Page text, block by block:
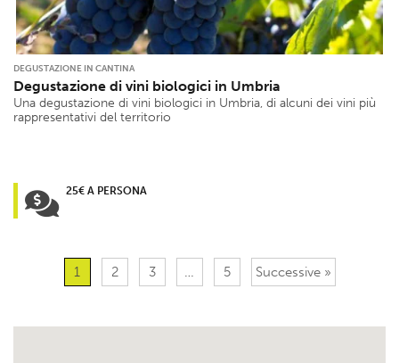
DEGUSTAZIONE IN CANTINA
Degustazione di vini biologici in Umbria
Una degustazione di vini biologici in Umbria, di alcuni dei vini più
rappresentativi del territorio
25€ A PERSONA
1 2 3 … 5 Successive »